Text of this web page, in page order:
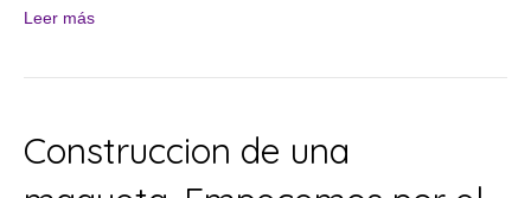
Leer más
Construccion de una